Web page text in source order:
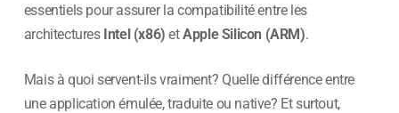
essentiels pour assurer la compatibilité entre les
architectures Intel (x86) etApple Silicon (ARM).
Mais à quoi servent-ils vraiment? Quelle différence entre
une application émulée, traduite ou native? Et surtout,